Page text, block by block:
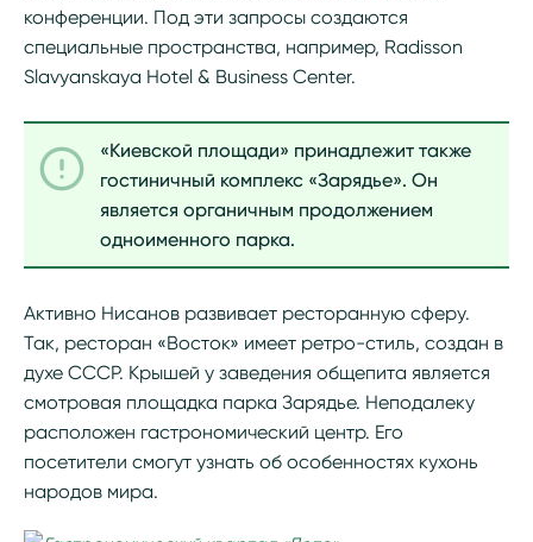
конференции. Под эти запросы создаются
специальные пространства, например, Radisson
Slavyanskaya Hotel & Business Center.
«Киевской площади» принадлежит также
гостиничный комплекс «Зарядье». Он
является органичным продолжением
одноименного парка.
Активно Нисанов развивает ресторанную сферу.
Так, ресторан «Восток» имеет ретро-стиль, создан в
духе СССР. Крышей у заведения общепита является
смотровая площадка парка Зарядье. Неподалеку
расположен гастрономический центр. Его
посетители смогут узнать об особенностях кухонь
народов мира.